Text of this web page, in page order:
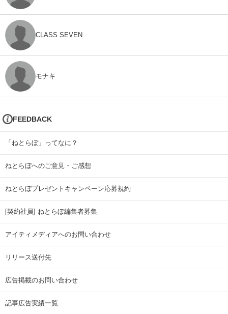
CLASS SEVEN
モナキ
FEEDBACK
「ねとらぼ」ってなに？
ねとらぼへのご意見・ご感想
ねとらぼプレゼントキャンペーン応募規約
[契約社員] ねとらぼ編集者募集
アイティメディアへのお問い合わせ
リリース送付先
広告掲載のお問い合わせ
記事広告実績一覧